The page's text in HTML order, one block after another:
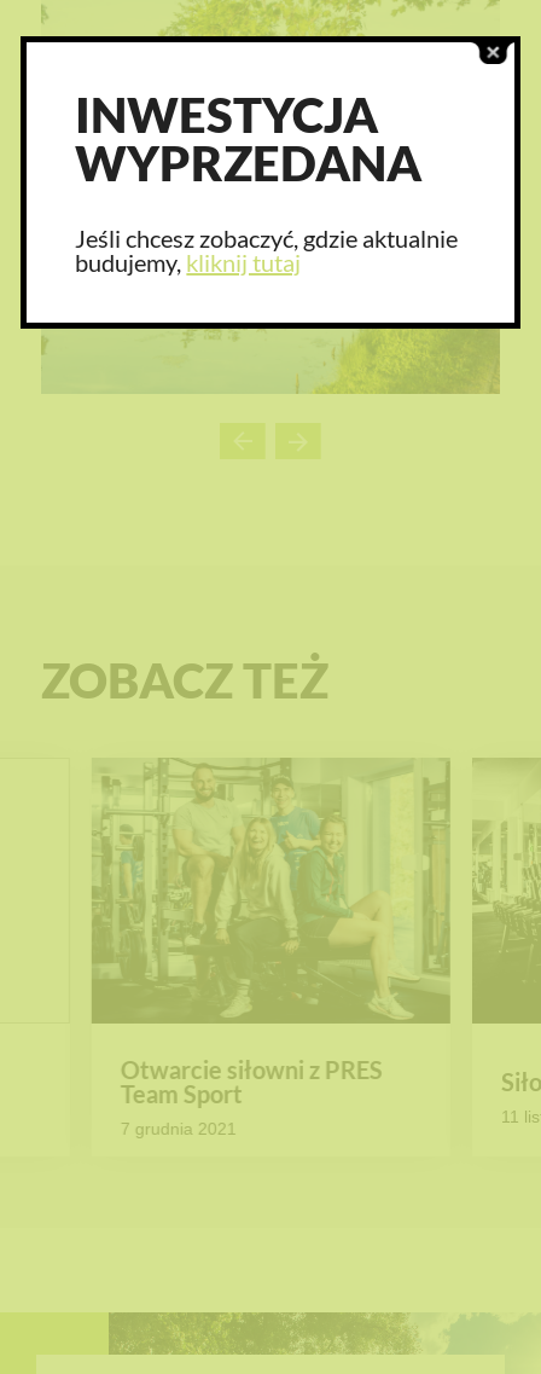
ZOBACZ TEŻ
Otwarcie siłowni z PRES
Team Sport
7 grudnia 2021
11
INWESTYCJA
WYPRZEDANA
Jeśli chcesz zobaczyć, gdzie aktualnie
budujemy, kliknij tutaj